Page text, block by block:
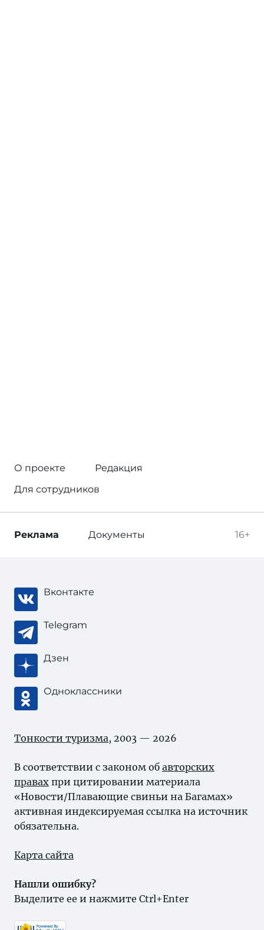
О проекте
Редакция
Для сотрудников
16+
Реклама Документы
Вконтакте
Telegram
Дзен
Одноклассники
Тонкости туризма, 2003 — 2026
В соответствии с законом об авторских
правах при цитировании материала
«Новости/Плавающие свиньи на Багамах»
активная индексируемая ссылка на источник
обязательна.
Карта сайта
Нашли ошибку?
Выделите ее и нажмите Ctrl+Enter